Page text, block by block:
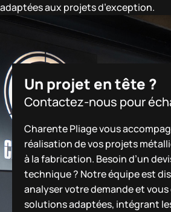
adaptées aux projets d’exception.
Un projet en tête ?
Contactez-nous pour
Charente Pliage vous
réalisation de vos projets
à la fabrication. Besoin d’un
technique ? Notre équipe est
analyser votre demande et
solutions adaptées, intégrant